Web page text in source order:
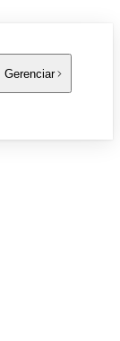
Gerenciar